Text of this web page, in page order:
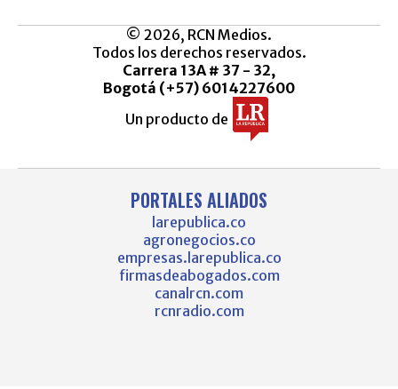
© 2026, RCN Medios.
Todos los derechos reservados.
Carrera 13A # 37 - 32,
Bogotá (+57) 6014227600
Un producto de
PORTALES ALIADOS
larepublica.co
agronegocios.co
empresas.larepublica.co
firmasdeabogados.com
canalrcn.com
rcnradio.com